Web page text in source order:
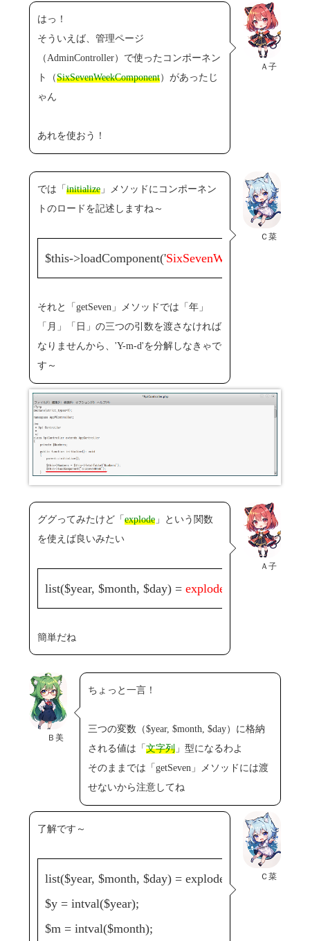
Ａ子
はっ！
そういえば、管理ページ
（AdminController）で使ったコンポーネン
ト（SixSevenWeekComponent）があったじ
ゃん
あれを使おう！
Ｃ菜
では「initialize 」メソッドにコンポーネン
トのロードを記述しますね～
$this->loadComponent('SixSevenWeek
それと「getSeven」メソッドでは「年」
「月」「日」の三つの引数を渡さなければ
なりませんから、'Y-m-d'を分解しなきゃで
す～
Ａ子
ググってみたけど「explode 」という関数
を使えば良いみたい
list($year, $month, $day) =explode('-', $ymd)
簡単だね
Ｂ美
ちょっと一言！
三つの変数（$year, $month, $day）に格納
される値は「 文字列」型になるわよ
そのままでは「getSeven」メソッドには渡
せないから注意してね
Ｃ菜
了解です～
list($year, $month, $day) = explode('-', $ymd);
$y = intval($year);
$m = intval($month);